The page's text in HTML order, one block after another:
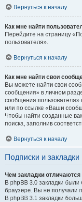
Вернуться к началу
Как мне найти
Перейдите на страницу
пользователя».
Вернуться к началу
Как мне найти свои
Вы можете найти свои
сообщения» в личном
сообщения
или по ссылке «Ваши
Чтобы найти созданные
поиска, заполнив
Вернуться к началу
Подписки и закладки
Чем закладки отличаются
В phpBB 3.0 закладки
браузере. Вы не получали
В phpBB 3.1 закладки